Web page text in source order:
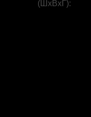
(ШхВхГ):